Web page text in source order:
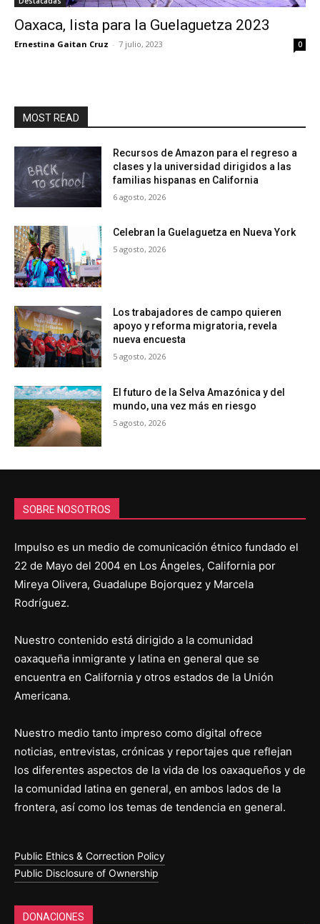
Oaxaca, lista para la Guelaguetza 2023
Ernestina Gaitan Cruz - 7 julio, 2023 0
MOST READ
Recursos de Amazon para el regreso a
clases y la universidad dirigidos a las
familias hispanas en California
6 agosto, 2026
Celebran la Guelaguetza en Nueva York
5 agosto, 2026
Los trabajadores de campo quieren
apoyo y reforma migratoria, revela
nueva encuesta
5 agosto, 2026
El futuro de la Selva Amazónica y del
mundo, una vez más en riesgo
5 agosto, 2026
SOBRE NOSOTROS
Impulso es un medio de comunicación étnico fundado el
22 de Mayo del 2004 en Los Ángeles, California por
Mireya Olivera, Guadalupe Bojorquez y Marcela
Rodríguez.
Nuestro contenido está dirigido a la comunidad
oaxaqueña inmigrante y latina en general que se
encuentra en California y otros estados de la Unión
Americana.
Nuestro medio tanto impreso como digital ofrece
noticias, entrevistas, crónicas y reportajes que reflejan
los diferentes aspectos de la vida de los oaxaqueños y de
la comunidad latina en general, en ambos lados de la
frontera, así como los temas de tendencia en general.
Public Ethics & Correction Policy
Public Disclosure of Ownership
DONACIONES